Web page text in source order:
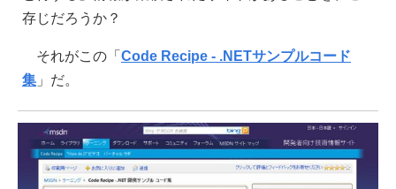
存じだろうか？
それがこの「 Code Recipe - .NETサンプルコード
集 」だ。